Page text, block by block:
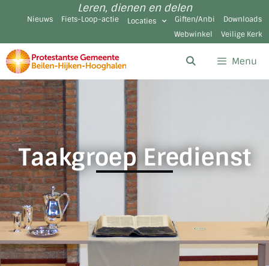
Leren, dienen en delen
Nieuws Fiets-Loop-actie Locaties Giften/Anbi
Downloads
Webwinkel
Veilige Kerk
Menu
Taakgroep Eredienst